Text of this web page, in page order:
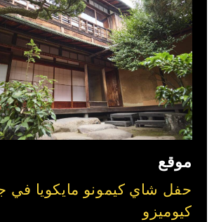
موقع
حفل شاي كيمونو مايكويا في
كيوميزو